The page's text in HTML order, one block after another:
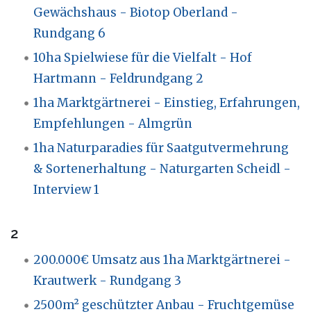
Gewächshaus - Biotop Oberland -
Rundgang 6
10ha Spielwiese für die Vielfalt - Hof
Hartmann - Feldrundgang 2
1ha Marktgärtnerei - Einstieg, Erfahrungen,
Empfehlungen - Almgrün
1ha Naturparadies für Saatgutvermehrung
& Sortenerhaltung - Naturgarten Scheidl -
Interview 1
2
200.000€ Umsatz aus 1ha Marktgärtnerei -
Krautwerk - Rundgang 3
2500m² geschützter Anbau - Fruchtgemüse